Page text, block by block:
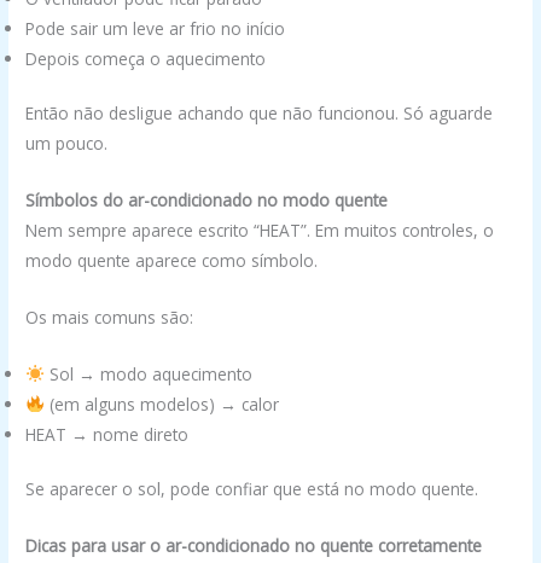
Pode sair um leve ar frio no início
Depois começa o aquecimento
Então não desligue achando que não funcionou. Só aguarde
um pouco.
Símbolos do ar-condicionado no modo quente
Nem sempre aparece escrito “HEAT”. Em muitos controles, o
modo quente aparece como símbolo.
Os mais comuns são:
Sol → modo aquecimento
(em alguns modelos) → calor
HEAT → nome direto
Se aparecer o sol, pode confiar que está no modo quente.
Dicas para usar o ar-condicionado no quente corretamente